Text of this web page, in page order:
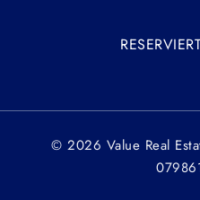
© 2026 Value Real